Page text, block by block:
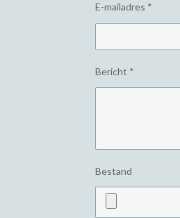
E-mailadres *
Bericht *
Bestand